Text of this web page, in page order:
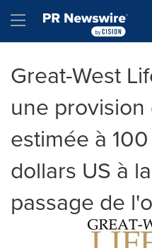
Hamburger menu
Great-West
une
estimée à
dollars US à
passage de